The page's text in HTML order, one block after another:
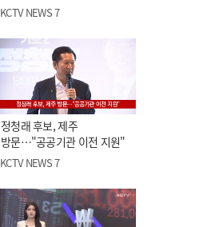
KCTV NEWS 7
정청래 후보, 제주
방문…"공공기관 이전 지원"
KCTV NEWS 7